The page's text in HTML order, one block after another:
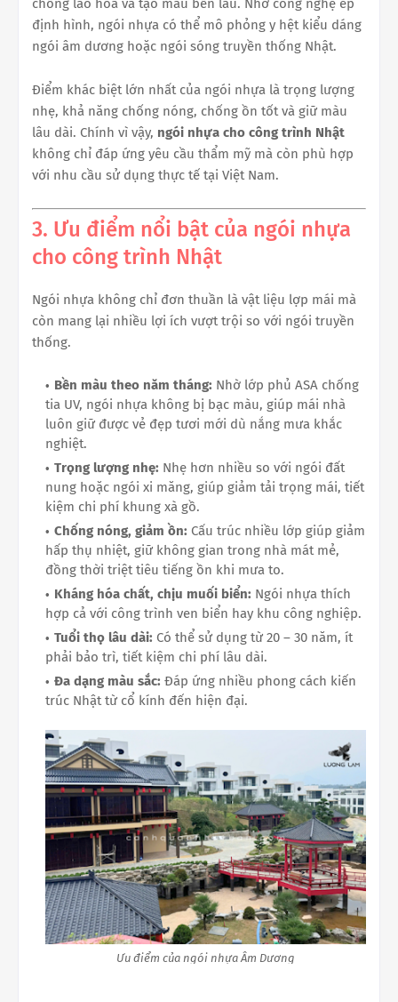
chống lão hóa và tạo màu bền lâu. Nhờ công nghệ ép
định hình, ngói nhựa có thể mô phỏng y hệt kiểu dáng
ngói âm dương hoặc ngói sóng truyền thống Nhật.
Điểm khác biệt lớn nhất của ngói nhựa là trọng lượng
nhẹ, khả năng chống nóng, chống ồn tốt và giữ màu
lâu dài. Chính vì vậy, ngói nhựa cho công trình Nhật
không chỉ đáp ứng yêu cầu thẩm mỹ mà còn phù hợp
với nhu cầu sử dụng thực tế tại Việt Nam.
3. Ưu điểm nổi bật của ngói nhựa
cho công trình Nhật
Ngói nhựa không chỉ đơn thuần là vật liệu lợp mái mà
còn mang lại nhiều lợi ích vượt trội so với ngói truyền
thống.
Bền màu theo năm tháng: Nhờ lớp phủ ASA chống
tia UV, ngói nhựa không bị bạc màu, giúp mái nhà
luôn giữ được vẻ đẹp tươi mới dù nắng mưa khắc
nghiệt.
Trọng lượng nhẹ: Nhẹ hơn nhiều so với ngói đất
nung hoặc ngói xi măng, giúp giảm tải trọng mái, tiết
kiệm chi phí khung xà gồ.
Chống nóng, giảm ồn: Cấu trúc nhiều lớp giúp giảm
hấp thụ nhiệt, giữ không gian trong nhà mát mẻ,
đồng thời triệt tiêu tiếng ồn khi mưa to.
Kháng hóa chất, chịu muối biển: Ngói nhựa thích
hợp cả với công trình ven biển hay khu công nghiệp.
Tuổi thọ lâu dài: Có thể sử dụng từ 20 – 30 năm, ít
phải bảo trì, tiết kiệm chi phí lâu dài.
Đa dạng màu sắc: Đáp ứng nhiều phong cách kiến
trúc Nhật từ cổ kính đến hiện đại.
Ưu điểm của ngói nhựa Âm Dương